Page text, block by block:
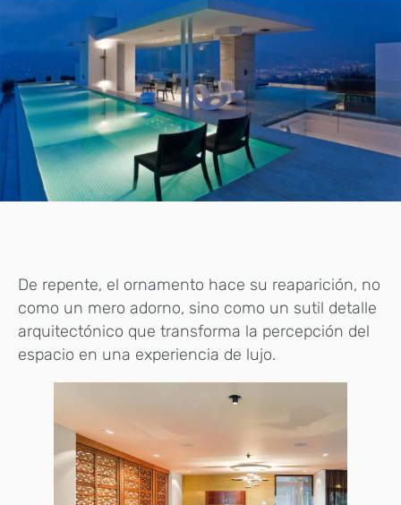
De repente, el ornamento hace su reaparición, no
como un mero adorno, sino como un sutil detalle
arquitectónico que transforma la percepción del
espacio en una experiencia de lujo.